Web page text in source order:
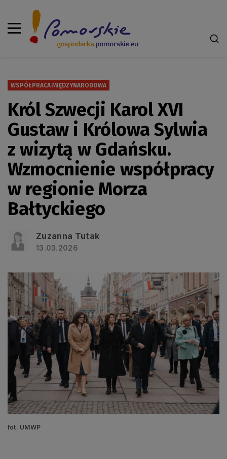
WSPÓŁPRACA MIĘDZYNARODOWA
Król Szwecji Karol XVI
Gustaw i Królowa Sylwia
z wizytą w Gdańsku.
Wzmocnienie współpracy
w regionie Morza
Bałtyckiego
Zuzanna Tutak
13.03.2026
fot. UMWP